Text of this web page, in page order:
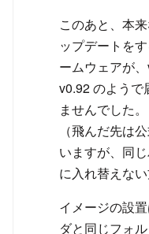
このあと、本
ップデートをす
ームウェアが
v0.92 のようで
ませんでした。
（飛んだ先は
いますが、同
に入れ替えな
イメージの設
ダと同じフォ